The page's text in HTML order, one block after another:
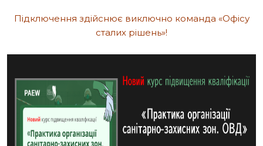
Підключення здійснює виключно команда «Офісу
сталих рішень»!